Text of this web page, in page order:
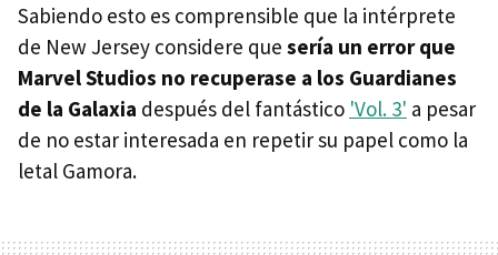
Sabiendo esto es comprensible que la intérprete
de New Jersey considere que sería un error que
Marvel Studios no recuperase a los Guardianes
de la Galaxia después del fantástico 'Vol. 3' a pesar
de no estar interesada en repetir su papel como la
letal Gamora.